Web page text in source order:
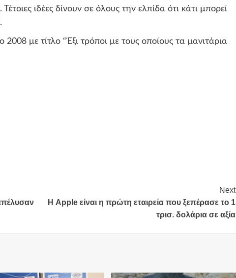
ιδέες δίνουν σε όλους την ελπίδα ότι κάτι μπορεί
με τίτλο “Έξι τρόποι με τους οποίους τα μανιτάρια
Next
Η Apple είναι η πρώτη εταιρεία που ξεπέρασε το 1
τρισ. δολάρια σε αξία